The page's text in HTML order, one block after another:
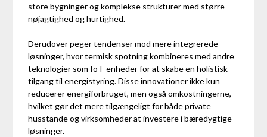
store bygninger og komplekse strukturer med større
nøjagtighed og hurtighed.
Derudover peger tendenser mod mere integrerede
løsninger, hvor termisk spotning kombineres med andre
teknologier som IoT-enheder for at skabe en holistisk
tilgang til energistyring. Disse innovationer ikke kun
reducerer energiforbruget, men også omkostningerne,
hvilket gør det mere tilgængeligt for både private
husstande og virksomheder at investere i bæredygtige
løsninger.